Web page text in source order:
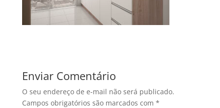
Enviar Comentário
O seu endereço de e-mail não será publicado.
Campos obrigatórios são marcados com *